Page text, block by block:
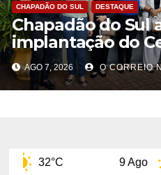
CHAPADÃO DO SUL DESTAQUE
Chapadão do Sul
implantação do
Pessoa Idosa com
em São Paulo
AGO 7, 2026 O CORREIO
9 Ago 31°C